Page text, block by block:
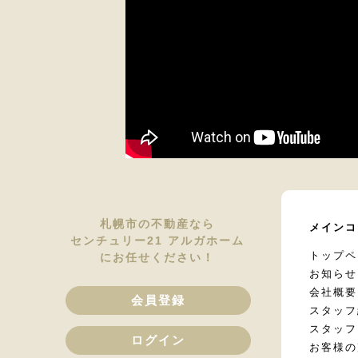
札幌市の不動産なら
センチュリー21 アルガホーム
にお任せください！
会員登録
ログイン
メイン
トップ
お知らせ
会社概要
スタッ
スタッ
お客様